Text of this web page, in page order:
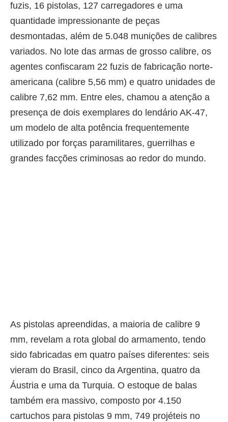
fuzis, 16 pistolas, 127 carregadores e uma
quantidade impressionante de peças
desmontadas, além de 5.048 munições de calibres
variados. No lote das armas de grosso calibre, os
agentes confiscaram 22 fuzis de fabricação norte-
americana (calibre 5,56 mm) e quatro unidades de
calibre 7,62 mm. Entre eles, chamou a atenção a
presença de dois exemplares do lendário AK-47,
um modelo de alta potência frequentemente
utilizado por forças paramilitares, guerrilhas e
grandes facções criminosas ao redor do mundo.
As pistolas apreendidas, a maioria de calibre 9
mm, revelam a rota global do armamento, tendo
sido fabricadas em quatro países diferentes: seis
vieram do Brasil, cinco da Argentina, quatro da
Áustria e uma da Turquia. O estoque de balas
também era massivo, composto por 4.150
cartuchos para pistolas 9 mm, 749 projéteis no